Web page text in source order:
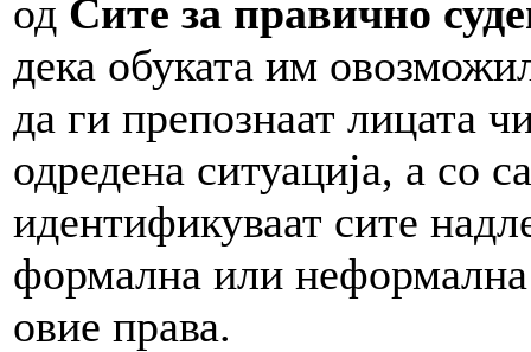
од Сите за правично
дека обуката им
да ги препознаат лицата
одредена ситуација, а со
идентификуваат сите
формална или
овие права.